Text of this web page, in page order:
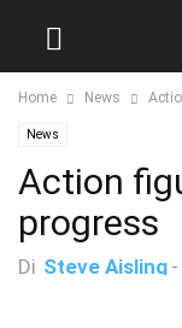
Home News
News
Action
progress
Di Steve Aisling -